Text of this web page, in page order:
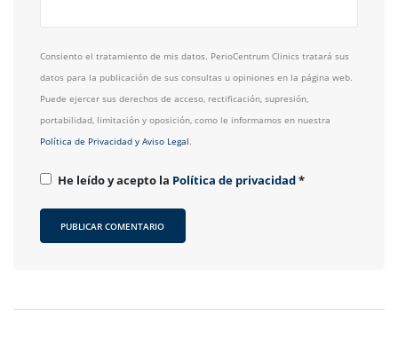
Consiento el tratamiento de mis datos. PerioCentrum Clinics tratará sus
datos para la publicación de sus consultas u opiniones en la página web.
Puede ejercer sus derechos de acceso, rectificación, supresión,
portabilidad, limitación y oposición, como le informamos en nuestra
Política de Privacidad y Aviso Legal.
He leído y acepto la Política de privacidad*